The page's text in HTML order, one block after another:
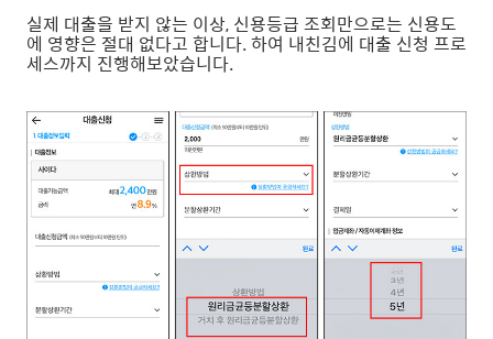
실제 대출을 받지 않는 이상, 신용등급 조회만으로는 신용도
에 영향은 절대 없다고 합니다. 하여 내친김에 대출 신청 프로
세스까지 진행해보았습니다.